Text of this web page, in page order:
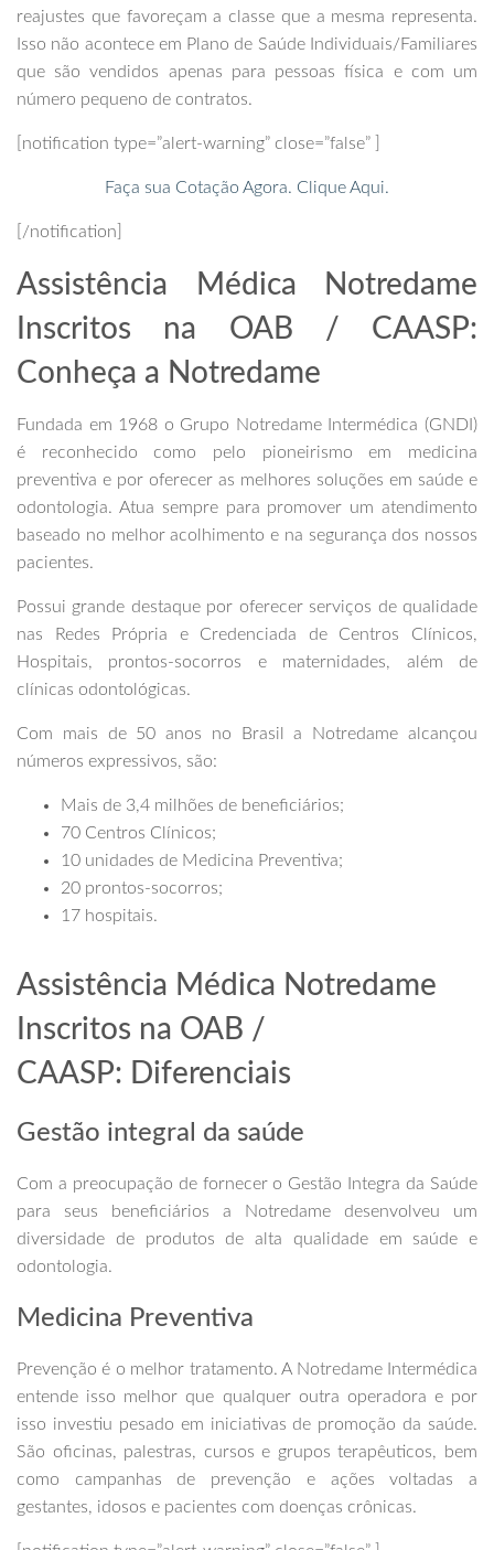
reajustes que favoreçam a classe que a mesma representa.
Isso não acontece em Plano de Saúde Individuais/Familiares
que são vendidos apenas para pessoas física e com um
número pequeno de contratos.
[notification type=”alert-warning” close=”false” ]
Faça sua Cotação Agora. Clique Aqui.
[/notification]
Assistência Médica Notredame
Inscritos na OAB / CAASP:
Conheça a Notredame
Fundada em 1968 o Grupo Notredame Intermédica (GNDI)
é reconhecido como pelo pioneirismo em medicina
preventiva e por oferecer as melhores soluções em saúde e
odontologia. Atua sempre para promover um atendimento
baseado no melhor acolhimento e na segurança dos nossos
pacientes.
Possui grande destaque por oferecer serviços de qualidade
nas Redes Própria e Credenciada de Centros Clínicos,
Hospitais, prontos-socorros e maternidades, além de
clínicas odontológicas.
Com mais de 50 anos no Brasil a Notredame alcançou
números expressivos, são:
Mais de 3,4 milhões de beneficiários;
70 Centros Clínicos;
10 unidades de Medicina Preventiva;
20 prontos-socorros;
17 hospitais.
Assistência Médica Notredame
Inscritos na OAB /
CAASP: Diferenciais
Gestão integral da saúde
Com a preocupação de fornecer o Gestão Integra da Saúde
para seus beneficiários a Notredame desenvolveu um
diversidade de produtos de alta qualidade em saúde e
odontologia.
Medicina Preventiva
Prevenção é o melhor tratamento. A Notredame Intermédica
entende isso melhor que qualquer outra operadora e por
isso investiu pesado em iniciativas de promoção da saúde.
São oficinas, palestras, cursos e grupos terapêuticos, bem
como campanhas de prevenção e ações voltadas a
gestantes, idosos e pacientes com doenças crônicas.